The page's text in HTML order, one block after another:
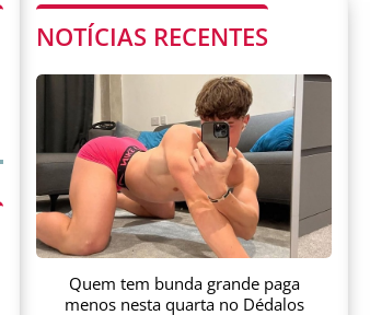
NOTÍCIAS RECENTES
Quem tem bunda grande paga
menos nesta quarta no Dédalos